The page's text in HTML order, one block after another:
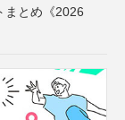
まとめ《2026